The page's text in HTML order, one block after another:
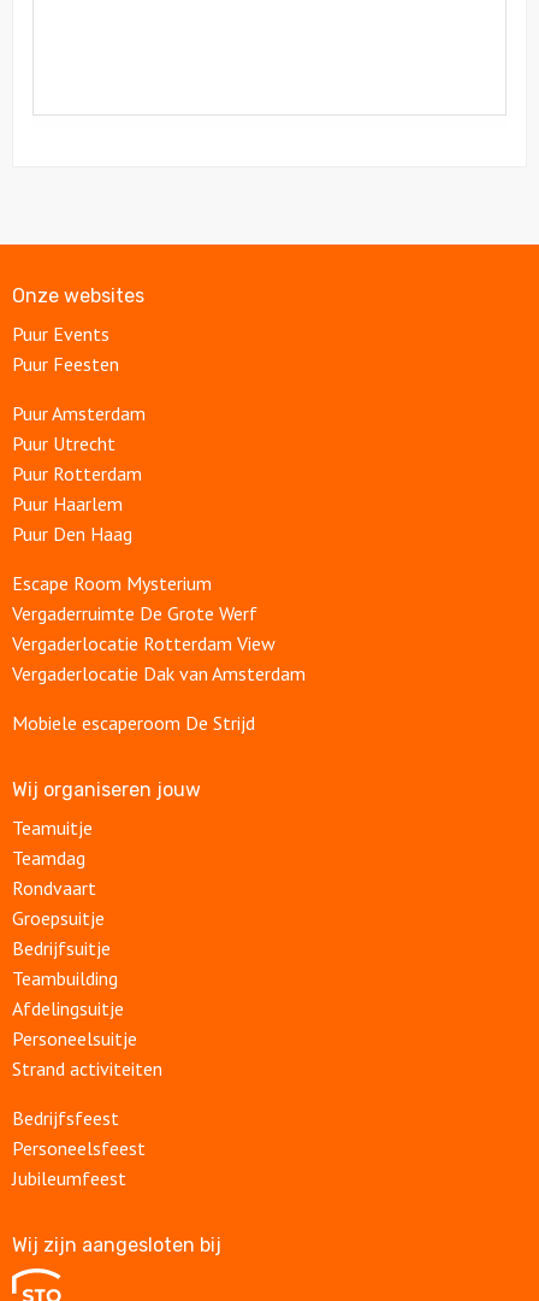
Onze websites
Puur Events
Puur Feesten
Puur Amsterdam
Puur Utrecht
Puur Rotterdam
Puur Haarlem
Puur Den Haag
Escape Room Mysterium
Vergaderruimte De Grote Werf
Vergaderlocatie Rotterdam View
Vergaderlocatie Dak van Amsterdam
Mobiele escaperoom De Strijd
Wij organiseren jouw
Teamuitje
Teamdag
Rondvaart
Groepsuitje
Bedrijfsuitje
Teambuilding
Afdelingsuitje
Personeelsuitje
Strand activiteiten
Bedrijfsfeest
Personeelsfeest
Jubileumfeest
Wij zijn aangesloten bij